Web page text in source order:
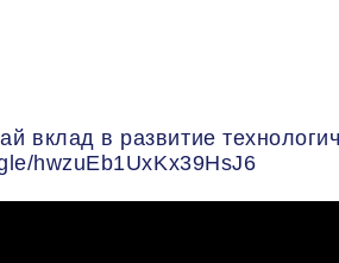
вклад в развитие
hwzuEb1UxKx39HsJ6